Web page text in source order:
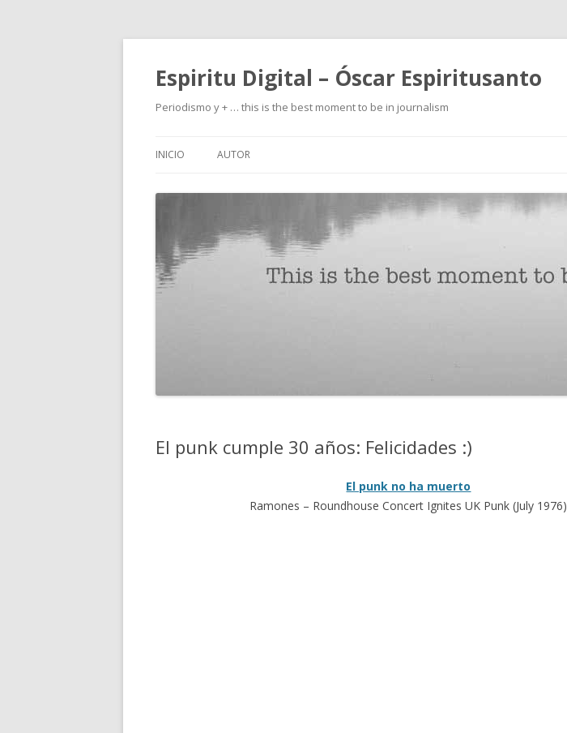
Espiritu Digital – Óscar Espiritusanto
Periodismo y + … this is the best moment to be in journalism
INICIO AUTOR
El punk cumple 30 años: Felicidades :)
El punk no ha muerto
Ramones – Roundhouse Concert Ignites UK Punk (July 1976)